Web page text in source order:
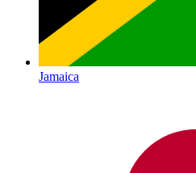
Jamaica